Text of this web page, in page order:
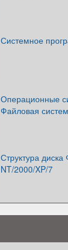
Системное
Операционные
Файловая
Структура
NT/2000/XP/7